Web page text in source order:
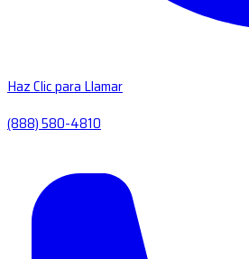
Haz Clic para Llamar
(888) 580-4810